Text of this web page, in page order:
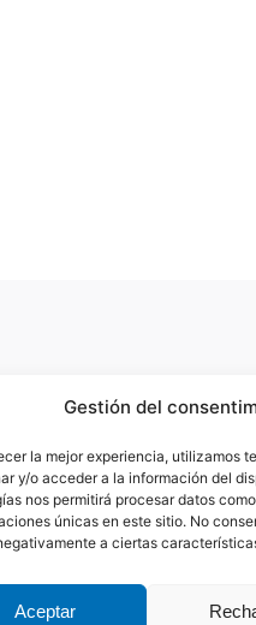
Gestión del
la mejor experiencia, utilizamos
y/o acceder a la información del
nos permitirá procesar datos
únicas en este sitio. No
a ciertas
Aceptar
Haz clic para